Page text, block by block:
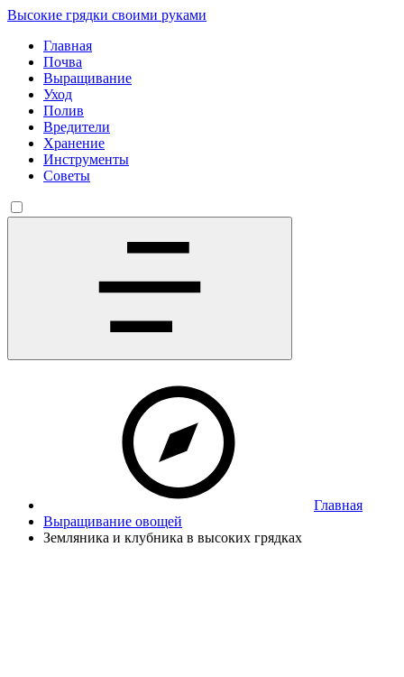
Высокие грядки своими руками
Главная
Почва
Выращивание
Уход
Полив
Вредители
Хранение
Инструменты
Советы
Главная
Выращивание овощей
Земляника и клубника в высоких грядках